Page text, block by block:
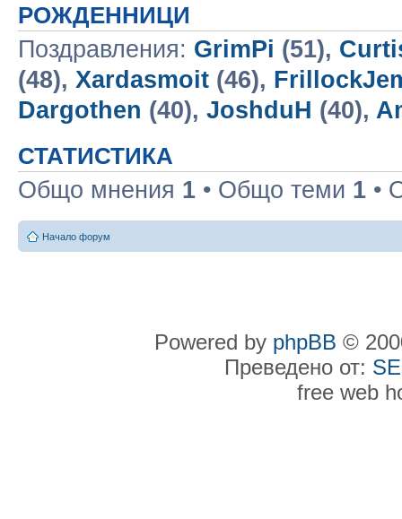
РОЖДЕННИЦИ
Поздравления: GrimPi (51),
(48), Xardasmoit (46),
Dargothen (40), JoshduH (40),
СТАТИСТИКА
Общо мнения 1 • Общо теми 1 •
Начало форум
Powered by phpBB ©
Преведено от:
free web